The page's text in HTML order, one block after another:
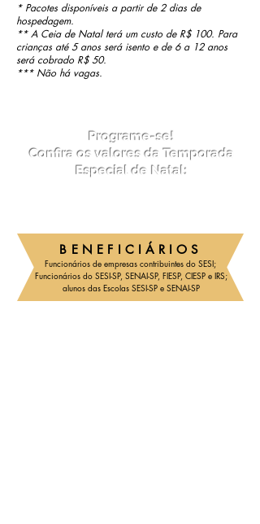
* Pacotes disponíveis a partir de 2 dias de
hospedagem.
** A Ceia de Natal terá um custo de R$ 100. Para
crianças até 5 anos será isento e de 6 a 12 anos
será cobrado R$ 50.
*** Não há vagas.
Programe-se!
Confira os valores da Temporada
Especial de Natal:
BENEFICIÁRIOS
Funcionários de empresas contribuintes do SESI;
Funcionários do SESI-SP, SENAI-SP, FIESP, CIESP e IRS;
alunos das Escolas SESI-SP e SENAI-SP